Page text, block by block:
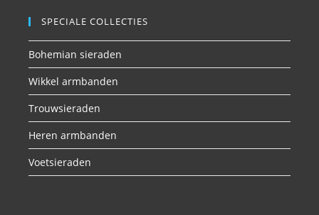
SPECIALE COLLECTIES
Bohemian sieraden
Wikkel armbanden
Trouwsieraden
Heren armbanden
Voetsieraden